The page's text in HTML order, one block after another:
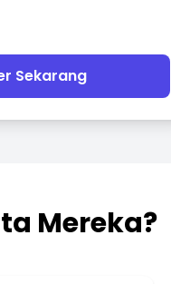
Sekarang
Mereka?